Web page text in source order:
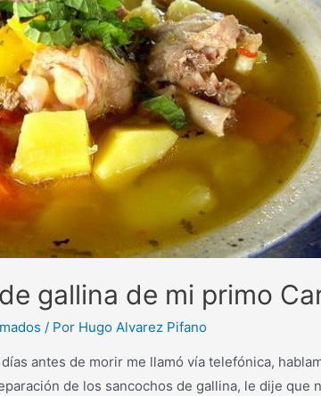
gallina de mi primo
/ Por Hugo Alvarez Pifano
antes de morir me llamó vía telefónica,
de los sancochos de gallina, le dije